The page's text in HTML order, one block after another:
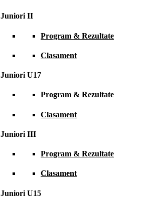
Juniori II
Program & Rezultate
Clasament
Juniori U17
Program & Rezultate
Clasament
Juniori III
Program & Rezultate
Clasament
Juniori U15